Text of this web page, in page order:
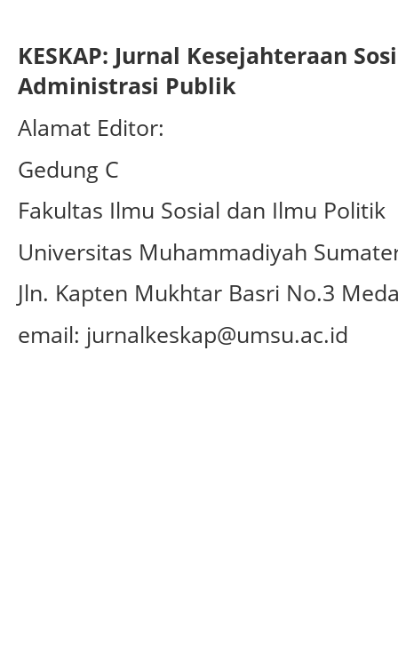
KESKAP: Jurnal Kesejahteraan
Administrasi Publik
Alamat Editor:
Gedung C
Fakultas Ilmu Sosial dan Ilmu Politik
Universitas Muhammadiyah
Jln. Kapten Mukhtar Basri No.3
email: jurnalkeskap@umsu.ac.id